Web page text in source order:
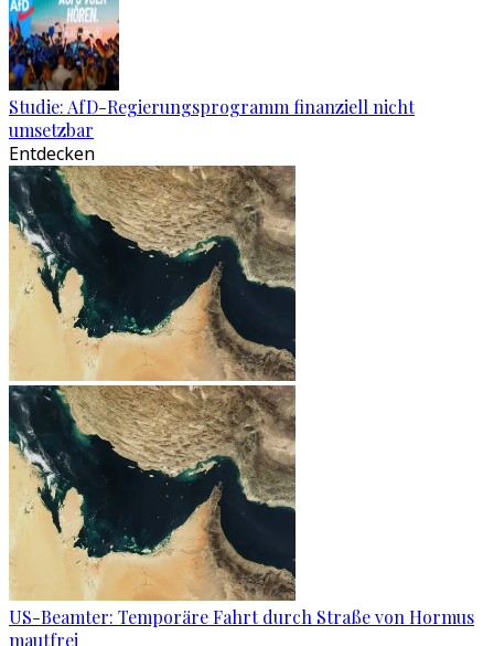
Studie: AfD-Regierungsprogramm finanziell nicht
umsetzbar
Entdecken
US-Beamter: Temporäre Fahrt durch Straße von Hormus
mautfrei